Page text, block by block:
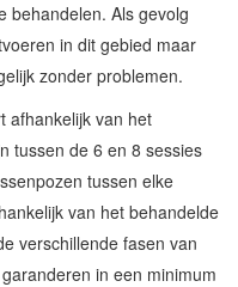
behandelen. Als gevolg
in dit gebied maar
zonder problemen.
afhankelijk van het
tussen de 6 en 8 sessies
tussen elke
van het behandelde
verschillende fasen van
in een minimum